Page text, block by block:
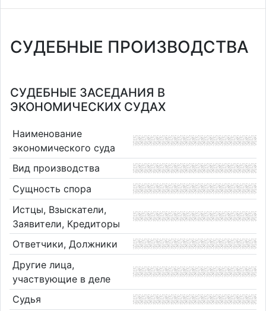
СУДЕБНЫЕ ПРОИЗВОДСТВА
СУДЕБНЫЕ ЗАСЕДАНИЯ В
ЭКОНОМИЧЕСКИХ СУДАХ
Наименование
экономического суда
Вид производства
Сущность спора
Истцы, Взыскатели,
Заявители, Кредиторы
Ответчики, Должники
Другие лица,
участвующие в деле
Судья